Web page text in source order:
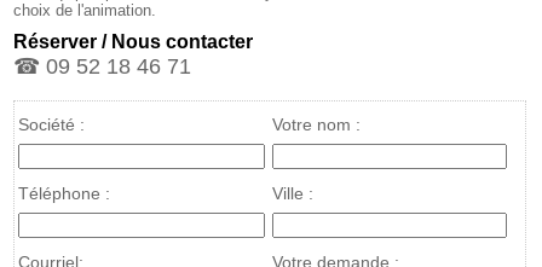
choix de l'animation.
Réserver / Nous contacter
☎ 09 52 18 46 71
Société : Votre nom :
Téléphone : Ville :
Courriel: Votre demande :